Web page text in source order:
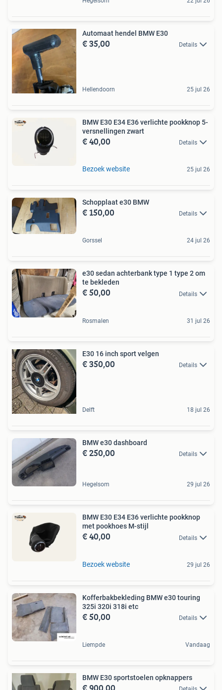
Automaat hendel BMW E30
€ 35,00 Details
Hellendoorn 25 jul 26
BMW E30 E34 E36 verlichte pookknop 5-
versnellingen zwart
€ 40,00 Details
Bezoek website 25 jul 26
Schopplaat e30 BMW
€ 150,00 Details
Gorssel 24 jul 26
e30 sedan achterbank type 1 type 2 om
te bekleden
€ 50,00 Details
Rosmalen 31 jul 26
E30 16 inch sport velgen
€ 350,00 Details
Delft 18 jul 26
BMW e30 dashboard
€ 250,00 Details
Hegelsom 29 jul 26
BMW E30 E34 E36 verlichte pookknop
met pookhoes M-stijl
€ 40,00 Details
Bezoek website 29 jul 26
Kofferbakbekleding BMW e30 touring
325i 320i 318i etc
€ 50,00 Details
Liempde Vandaag
BMW E30 sportstoelen opknappers